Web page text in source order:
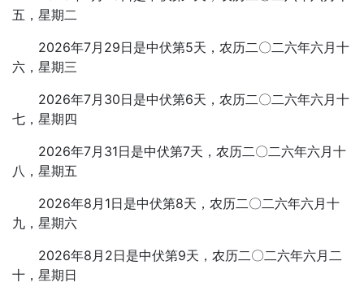
五，星期二
2026年7月29日是中伏第5天，农历二〇二六年六月十
六，星期三
2026年7月30日是中伏第6天，农历二〇二六年六月十
七，星期四
2026年7月31日是中伏第7天，农历二〇二六年六月十
八，星期五
2026年8月1日是中伏第8天，农历二〇二六年六月十
九，星期六
2026年8月2日是中伏第9天，农历二〇二六年六月二
十，星期日